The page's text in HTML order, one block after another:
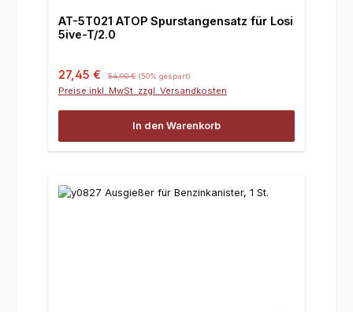
AT-5T021 ATOP Spurstangensatz für Losi
5ive-T/2.0
Verkaufspreis:
27,45 € 54,90 € (50% gespart)
Preise inkl. MwSt. zzgl. Versandkosten
In den Warenkorb